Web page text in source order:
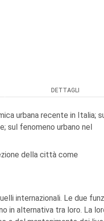
DETTAGLI
urbana recente in Italia;
sul fenomeno urbano nel
della città come
internazionali. Le due
in alternativa tra loro. La